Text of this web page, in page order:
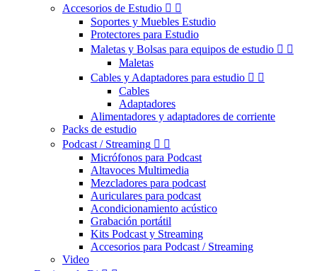
Accesorios de Estudio  
Soportes y Muebles Estudio
Protectores para Estudio
Maletas y Bolsas para equipos de estudio  
Maletas
Cables y Adaptadores para estudio  
Cables
Adaptadores
Alimentadores y adaptadores de corriente
Packs de estudio
Podcast / Streaming  
Micrófonos para Podcast
Altavoces Multimedia
Mezcladores para podcast
Auriculares para podcast
Acondicionamiento acústico
Grabación portátil
Kits Podcast y Streaming
Accesorios para Podcast / Streaming
Video